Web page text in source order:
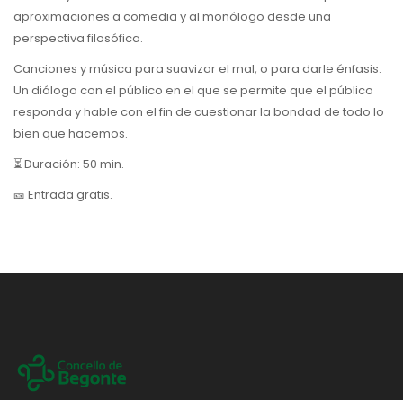
aproximaciones a comedia y al monólogo desde una
perspectiva filosófica.
Canciones y música para suavizar el mal, o para darle énfasis.
Un diálogo con el público en el que se permite que el público
responda y hable con el fin de cuestionar la bondad de todo lo
bien que hacemos.
⏳ Duración: 50 min.
🎫 Entrada gratis.